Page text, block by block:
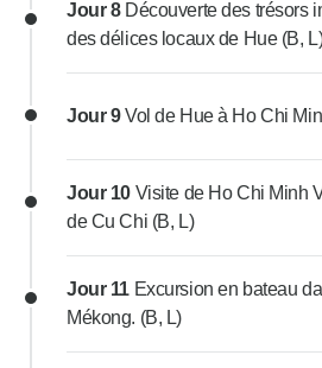
Jour 8 Découverte des trésors
des délices locaux de Hue (B,
Jour 9Vol de Hue à Ho Chi
Jour 10 Visite de Ho Chi Minh
de Cu Chi (B, L)
Jour 11 Excursion en bateau
Mékong. (B, L)